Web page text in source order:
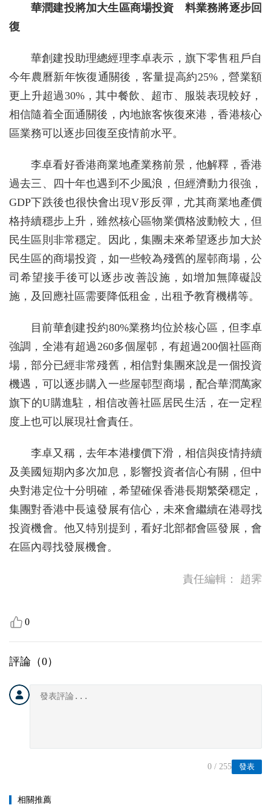
華潤建投將加大生區商場投資 料業務將逐步回
復
華創建投助理總經理李卓表示，旗下零售租戶自
今年農曆新年恢復通關後，客量提高約25%，營業額
更上升超過30%，其中餐飲、超市、服裝表現較好，
相信隨着全面通關後，內地旅客恢復來港，香港核心
區業務可以逐步回復至疫情前水平。
李卓看好香港商業地產業務前景，他解釋，香港
過去三、四十年也遇到不少風浪，但經濟動力很強，
GDP下跌後也很快會出現V形反彈，尤其商業地產價
格持續穩步上升，雖然核心區物業價格波動較大，但
民生區則非常穩定。因此，集團未來希望逐步加大於
民生區的商場投資，如一些較為殘舊的屋邨商場，公
司希望接手後可以逐步改善設施，如增加無障礙設
施，及回應社區需要降低租金，出租予教育機構等。
目前華創建投約80%業務均位於核心區，但李卓
強調，全港有超過260多個屋邨，有超過200個社區商
場，部分已經非常殘舊，相信對集團來說是一個投資
機遇，可以逐步購入一些屋邨型商場，配合華潤萬家
旗下的U購進駐，相信改善社區居民生活，在一定程
度上也可以展現社會責任。
李卓又稱，去年本港樓價下滑，相信與疫情持續
及美國短期內多次加息，影響投資者信心有關，但中
央對港定位十分明確，希望確保香港長期繁榮穩定，
集團對香港中長遠發展有信心，未來會繼續在港尋找
投資機會。他又特別提到，看好北部都會區發展，會
在區內尋找發展機會。
責任編輯： 趙霁
0
評論（0）
發表
0 / 255
相關推薦